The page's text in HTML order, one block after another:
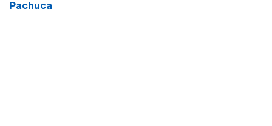
Pachuca